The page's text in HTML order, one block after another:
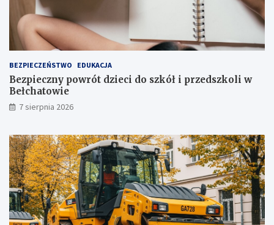
ż
u
ż
,
t
u
ż
BEZPIECZEŃSTWO EDUKACJA
Bezpieczny powrót dzieci do szkół i przedszkoli w
Bełchatowie
7 sierpnia 2026